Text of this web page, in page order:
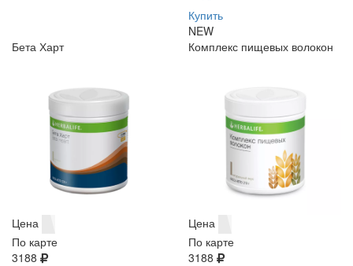
Купить
NEW
Бета Харт
Цена
По карте
3188
Комплекс пищевых волокон
Цена
По карте
3188